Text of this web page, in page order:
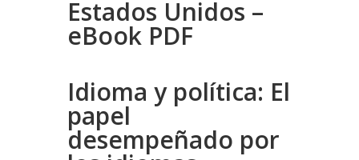
Estados Unidos –
eBook PDF
Idioma y política: El
papel
desempeñado por